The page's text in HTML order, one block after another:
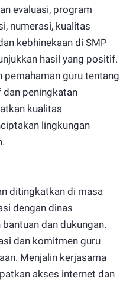
evaluasi, program
numerasi, kualitas
kebhinekaan di SMP
hasil yang positif.
guru tentang
peningkatan
kualitas
lingkungan
ditingkatkan di masa
dengan dinas
dan dukungan.
dan komitmen guru
Menjalin kerjasama
akses internet dan